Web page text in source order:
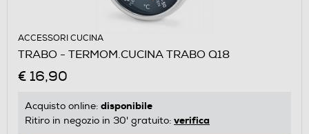
ACCESSORI CUCINA
TRABO - TERMOM.CUCINA TRABO Q18
€ 16,90
Acquisto online: disponibile
Ritiro in negozio in 30' gratuito: verifica